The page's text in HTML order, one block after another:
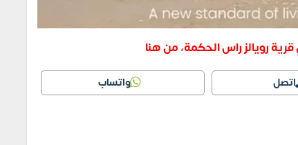
رويالز راس الحكمة، من هنا
اتصل واتساب